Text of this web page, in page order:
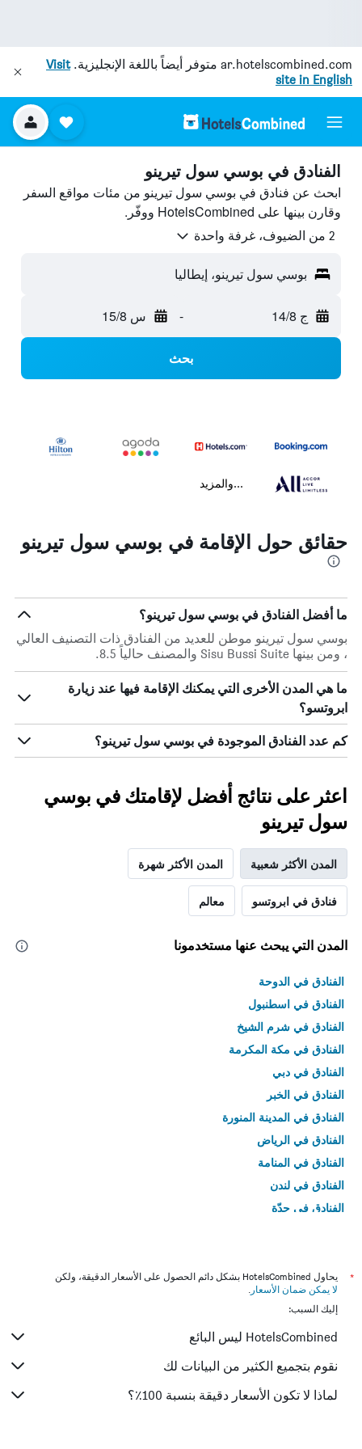
ar.hotelscombined.com متوفر أيضاً باللغة الإنجليزية.Visit
site in English
الفنادق في بوسي سول تيرينو
ابحث عن فنادق في بوسي سول تيرينو من مئات مواقع السفر
وقارن بينها على HotelsCombined ووفّر.
2 من الضيوف، غرفة واحدة
بوسي سول تيرينو، إيطاليا
ج 14/8 - س 15/8
بحث
...والمزيد
حقائق حول الإقامة في بوسي سول تيرينو
ما أفضل الفنادق في بوسي سول تيرينو؟
بوسي سول تيرينو موطن للعديد من الفنادق ذات التصنيف العالي
، ومن بينها Sisu Bussi Suite والمصنف حالياً 8.5.
ما هي المدن الأخرى التي يمكنك الإقامة فيها عند زيارة
ابروتسو؟
كم عدد الفنادق الموجودة في بوسي سول تيرينو؟
اعثر على نتائج أفضل لإقامتك في بوسي
سول تيرينو
المدن الأكثر شعبية المدن الأكثر شهرة
فنادق في ابروتسو معالم
المدن التي يبحث عنها مستخدمونا
الفنادق في الدوحة
الفنادق في اسطنبول
الفنادق في شرم الشيخ
الفنادق في مكة المكرمة
الفنادق في دبي
الفنادق في الخبر
الفنادق في المدينة المنورة
الفنادق في الرياض
الفنادق في المنامة
الفنادق في لندن
الفنادق في جدّة
*
يحاول HotelsCombined بشكل دائم الحصول على الأسعار الدقيقة، ولكن
لا يمكن ضمان الأسعار .
إليك السبب:
HotelsCombined ليس البائع
نقوم بتجميع الكثير من البيانات لك
لماذا لا تكون الأسعار دقيقة بنسبة 100٪؟